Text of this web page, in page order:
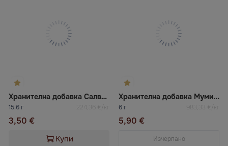
Хранителна добавка Салвия
15.6 г 224,36 €/кг
3,50 €
Купи
Хранителна добавка Мумийо
6 г 983,33 €/кг
5,90 €
Изчерпано